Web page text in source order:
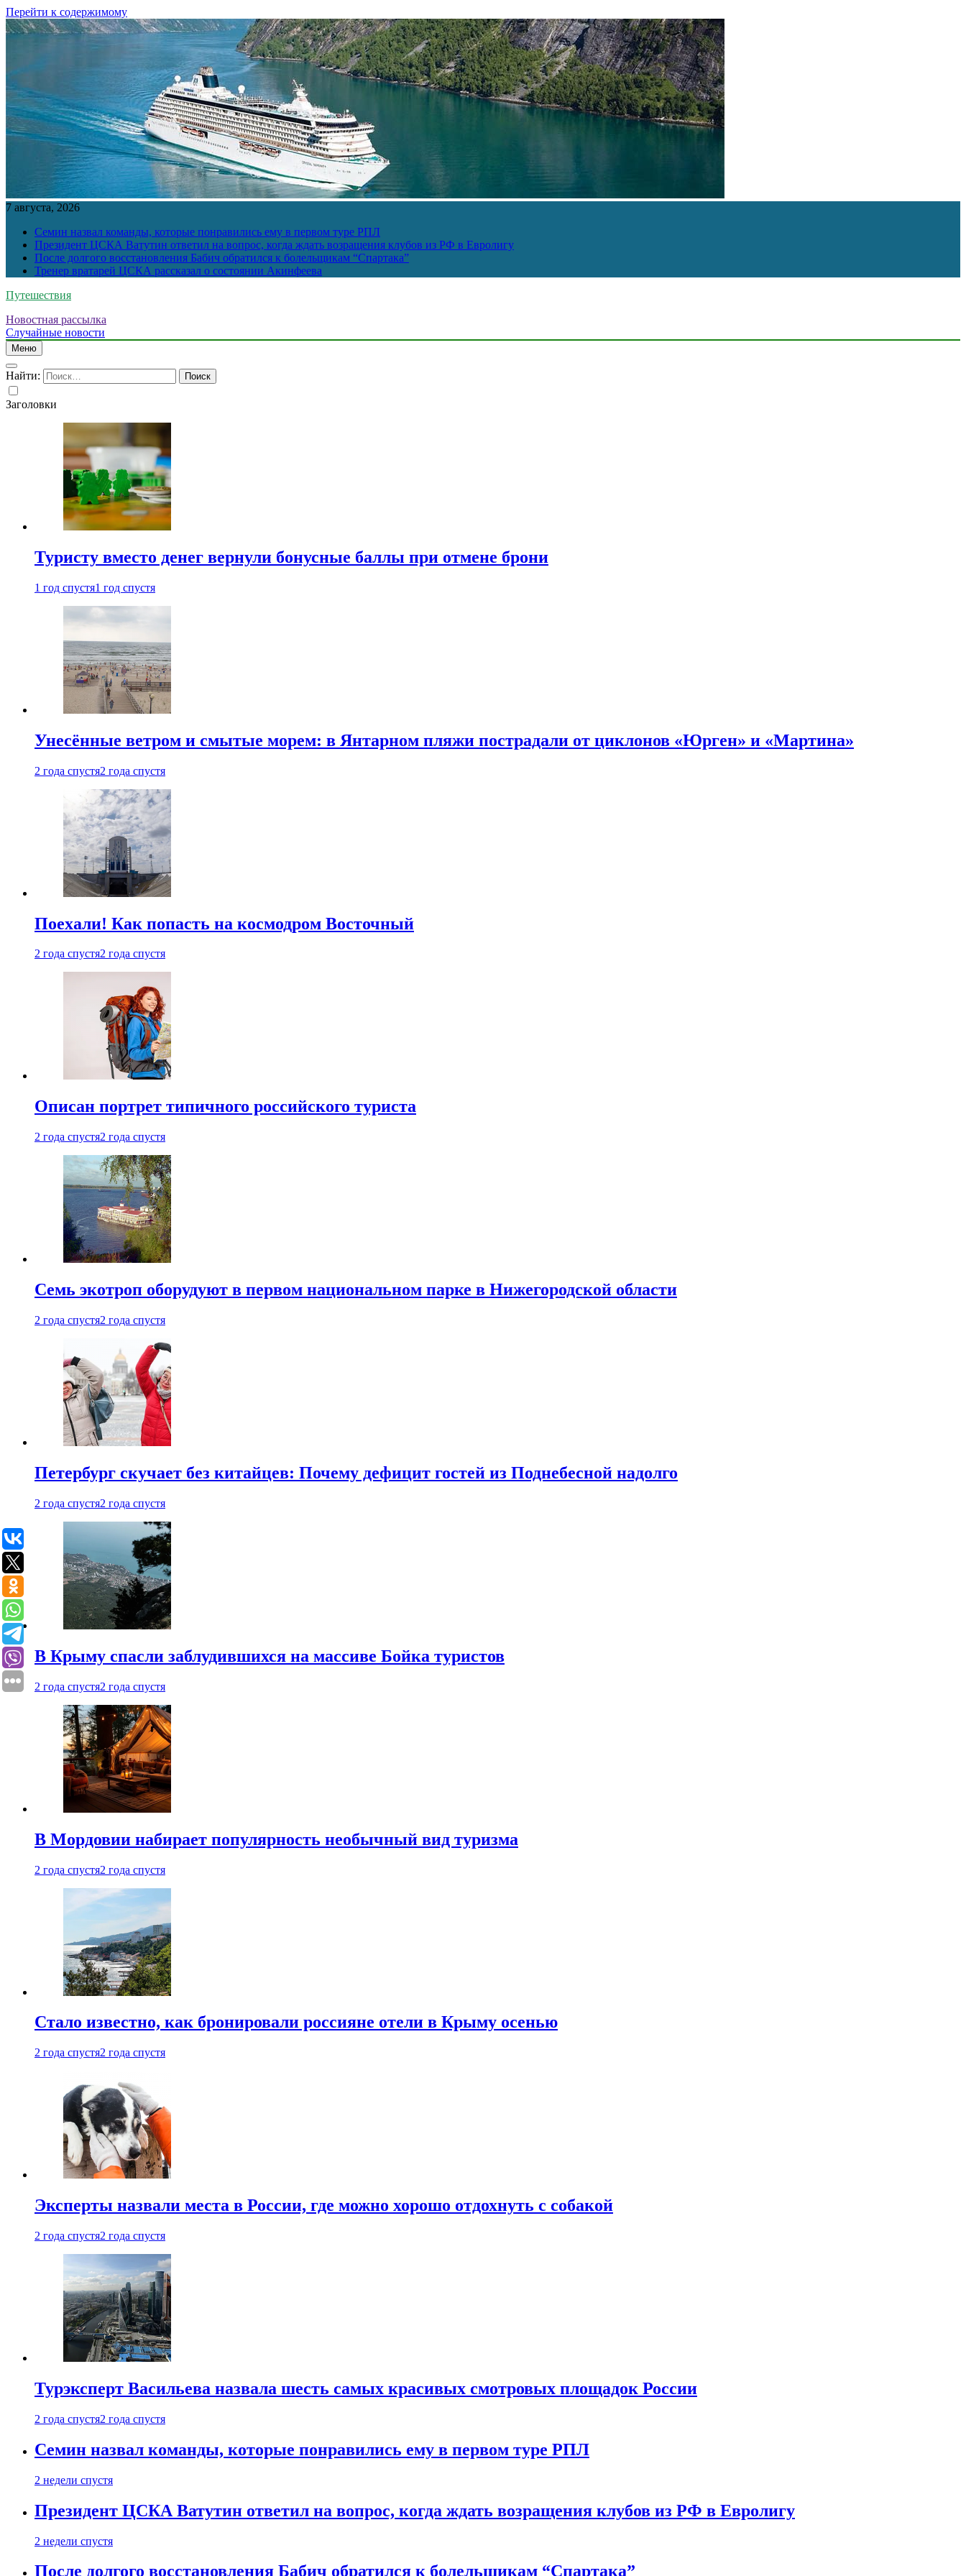
Перейти к содержимому
7 августа, 2026
Семин назвал команды, которые понравились ему в первом туре РПЛ
Президент ЦСКА Ватутин ответил на вопрос, когда ждать возращения клубов из РФ в Евролигу
После долгого восстановления Бабич обратился к болельщикам “Спартака”
Тренер вратарей ЦСКА рассказал о состоянии Акинфеева
Путешествия
Новостная рассылка
Случайные новости
Меню
Найти:
Заголовки
Туристу вместо денег вернули бонусные баллы при отмене брони
1 год спустя1 год спустя
Унесённые ветром и смытые морем: в Янтарном пляжи пострадали от циклонов «Юрген» и «Мартина»
2 года спустя2 года спустя
Поехали! Как попасть на космодром Восточный
2 года спустя2 года спустя
Описан портрет типичного российского туриста
2 года спустя2 года спустя
Семь экотроп оборудуют в первом национальном парке в Нижегородской области
2 года спустя2 года спустя
Петербург скучает без китайцев: Почему дефицит гостей из Поднебесной надолго
2 года спустя2 года спустя
В Крыму спасли заблудившихся на массиве Бойка туристов
2 года спустя2 года спустя
В Мордовии набирает популярность необычный вид туризма
2 года спустя2 года спустя
Стало известно, как бронировали россияне отели в Крыму осенью
2 года спустя2 года спустя
Эксперты назвали места в России, где можно хорошо отдохнуть с собакой
2 года спустя2 года спустя
Турэксперт Васильева назвала шесть самых красивых смотровых площадок России
2 года спустя2 года спустя
Семин назвал команды, которые понравились ему в первом туре РПЛ
2 недели спустя
Президент ЦСКА Ватутин ответил на вопрос, когда ждать возращения клубов из РФ в Евролигу
2 недели спустя
После долгого восстановления Бабич обратился к болельщикам “Спартака”